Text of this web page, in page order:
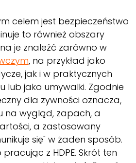
celem jest bezpieczeństwo
to również obszary
je znaleźć zarówno w
, na przykład jako
jak i w praktycznych
lub jako umywalki. Zgodnie
dla żywności oznacza,
na wygląd, zapach, a
a zastosowany
się" w żaden sposób.
z HDPE. Skrót ten